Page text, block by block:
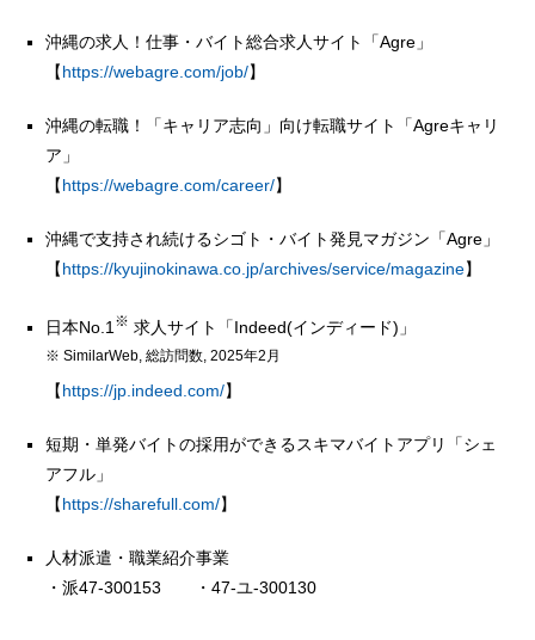
沖縄の求人！仕事・バイト総合求人サイト「Agre」
【https://webagre.com/job/】
沖縄の転職！「キャリア志向」向け転職サイト「Agreキャリ
ア」
【https://webagre.com/career/】
沖縄で支持され続けるシゴト・バイト発見マガジン「Agre」
【https://kyujinokinawa.co.jp/archives/service/magazine】
日本No.1 ※ 求人サイト「Indeed(インディード)」
※ SimilarWeb, 総訪問数, 2025年2月
【https://jp.indeed.com/】
短期・単発バイトの採用ができるスキマバイトアプリ「シェ
アフル」
【https://sharefull.com/】
人材派遣・職業紹介事業
・派47-300153 ・47-ユ-300130